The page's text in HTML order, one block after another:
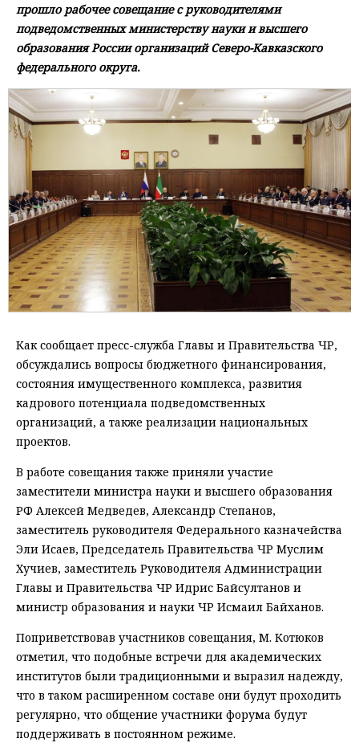
прошло рабочее совещание с руководителями
подведомственных министерству науки и высшего
образования России организаций Северо-Кавказского
федерального округа.
Как сообщает пресс-служба Главы и Правительства ЧР,
обсуждались вопросы бюджетного финансирования,
состояния имущественного комплекса, развития
кадрового потенциала подведомственных
организаций, а также реализации национальных
проектов.
В работе совещания также приняли участие
заместители министра науки и высшего образования
РФ Алексей Медведев, Александр Степанов,
заместитель руководителя Федерального казначейства
Эли Исаев, Председатель Правительства ЧР Муслим
Хучиев, заместитель Руководителя Администрации
Главы и Правительства ЧР Идрис Байсултанов и
министр образования и науки ЧР Исмаил Байханов.
Поприветствовав участников совещания, М. Котюков
отметил, что подобные встречи для академических
институтов были традиционными и выразил надежду,
что в таком расширенном составе они будут проходить
регулярно, что общение участники форума будут
поддерживать в постоянном режиме.